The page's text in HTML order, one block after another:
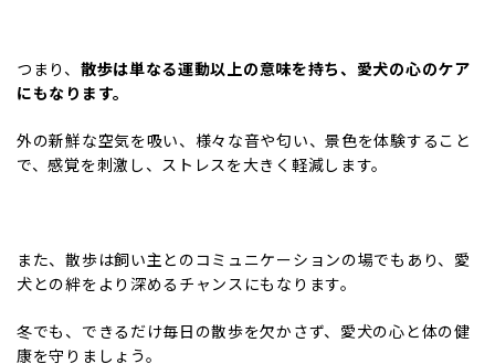
つまり、 散歩は単なる運動以上の意味を持ち、愛犬の心のケア
にもなります。
外の新鮮な空気を吸い、様々な音や匂い、景色を体験すること
で、感覚を刺激し、ストレスを大きく軽減します。
また、散歩は飼い主とのコミュニケーションの場でもあり、愛
犬との絆をより深めるチャンスにもなります。
冬でも、できるだけ毎日の散歩を欠かさず、愛犬の心と体の健
康を守りましょう。